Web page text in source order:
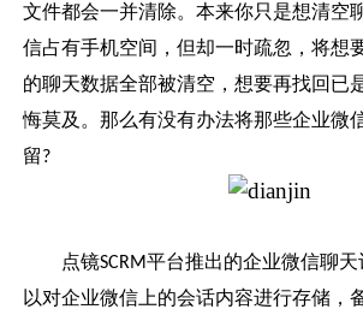
文件都会一并清除。本来你只是想清空
信占有手机空间，但却一时疏忽，将想
的聊天数据全部被清空，想要再找回已
悔莫及。那么有没有办法将那些企业微
留?
点镜SCRM平台推出的企业微信聊
以对企业微信上的会话内容进行存储，